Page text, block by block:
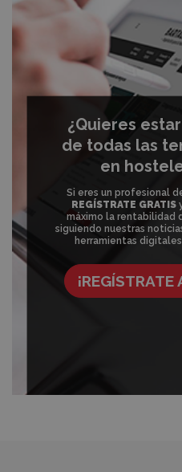
¿Quieres
de todas las
en
Si eres un profesional
REGÍSTRATE GRATIS
máximo la rentabilidad
siguiendo nuestras
herramientas
¡REGÍSTRATE